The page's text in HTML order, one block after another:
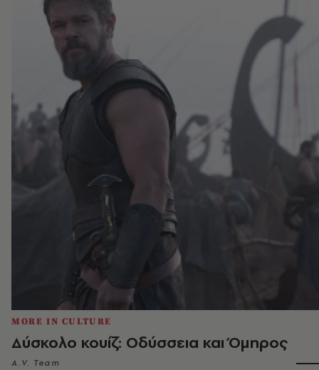
MORE IN CULTURE
Δύσκολο κουίζ: Οδύσσεια και Όμηρος
A.V. Team